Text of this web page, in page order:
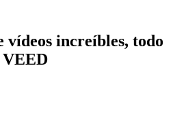
vídeos increíbles, todo
VEED